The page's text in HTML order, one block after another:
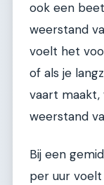
ook een
weerstand
voelt het
of als je
vaart maakt,
weerstand
Bij een
per uur